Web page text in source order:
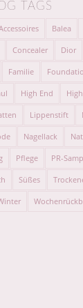
TAGS
Balea
Concealer Dior
Familie
High End
Lippenstift
Nagellack
Pflege PR-
Süßes